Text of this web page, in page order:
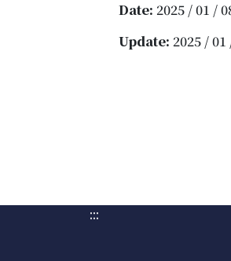
Date: 2025 / 01 /
Update: 2025 / 01
:::